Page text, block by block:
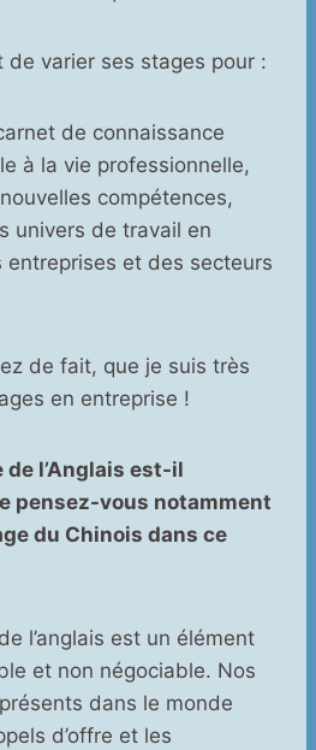
de varier ses stages pour :
de connaissance
à la vie professionnelle,
compétences,
univers de travail en
entreprises et des secteurs
de fait, que je suis très
en entreprise !
de l’Anglais est-il
pensez-vous notamment
du Chinois dans ce
l’anglais est un élément
et non négociable. Nos
dans le monde
d’offre et les